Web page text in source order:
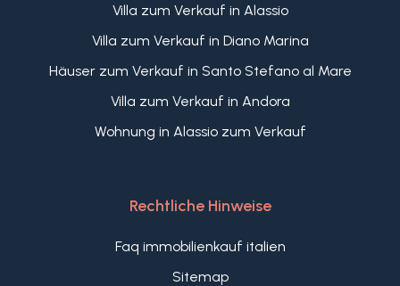
Villa zum Verkauf in Alassio
Villa zum Verkauf in Diano Marina
Häuser zum Verkauf in Santo Stefano al Mare
Villa zum Verkauf in Andora
Wohnung in Alassio zum Verkauf
Rechtliche Hinweise
Faq immobilienkauf italien
Sitemap